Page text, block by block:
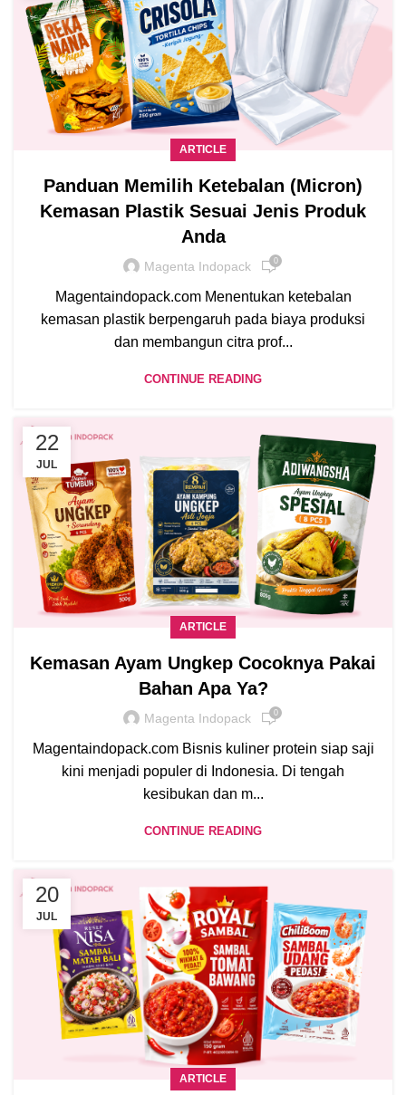
ARTICLE
Panduan Memilih Ketebalan (Micron)
Kemasan Plastik Sesuai Jenis Produk
Anda
Magenta Indopack 0
Magentaindopack.com Menentukan ketebalan
kemasan plastik berpengaruh pada biaya produksi
dan membangun citra prof...
CONTINUE READING
22
JUL
ARTICLE
Kemasan Ayam Ungkep Cocoknya Pakai
Bahan Apa Ya?
Magenta Indopack 0
Magentaindopack.com Bisnis kuliner protein siap saji
kini menjadi populer di Indonesia. Di tengah
kesibukan dan m...
CONTINUE READING
20
JUL
ARTICLE